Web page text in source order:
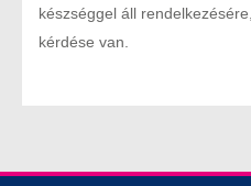
készséggel áll
kérdése van.